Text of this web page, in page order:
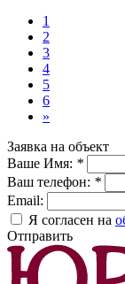
1
2
3
4
5
6
»
Заявка на объект
Ваше Имя: *
Ваш телефон: *
Email:
Я согласен на
Отправить